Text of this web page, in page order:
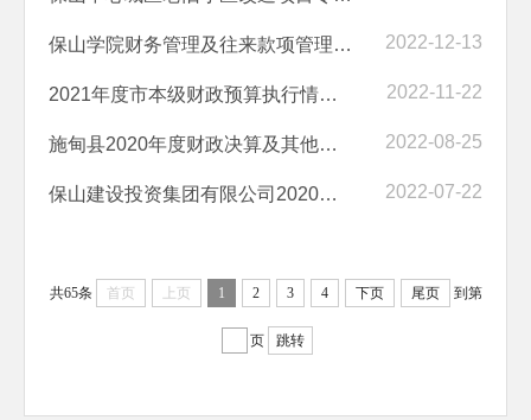
保山学院财务管理及往来款项管理情况专项审计调查情况审计结果 2022-12-13
2021年度市本级财政预算执行情况及其他财政收支情况审计结果 2022-11-22
施甸县2020年度财政决算及其他财政收支情况审计结果 2022-08-25
保山建设投资集团有限公司2020年度资产、负债、损益情况审计结果 2022-07-22
共65条 首页 上页 1 2 3 4 下页 尾页 到第
页 跳转